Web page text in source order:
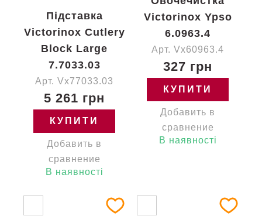
Підставка
Victorinox Cutlery
Block Large
7.7033.03
Арт. Vx77033.03
5 261 грн
КУПИТИ
Добавить в
сравнение
В наявності
Victorinox Ypso
6.0963.4
Арт. Vx60963.4
327 грн
КУПИТИ
Добавить в
сравнение
В наявності